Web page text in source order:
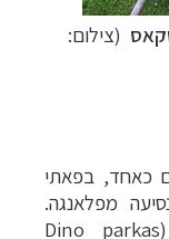
(צילום:
כאחד, בפאתי
מפלאנגה.
Dino parkas